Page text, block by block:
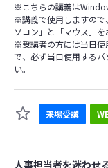
※こちらの講義は
※講義で使用しますので
ソコン」と「マウス」を
※受講者の方には当日使
で、必ず当日使用する
い。
来場受講
人事担当者を迷わせ